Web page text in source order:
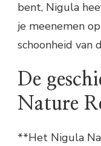
bent, Nigula
je meenemen
schoonheid van
De
Nature
**Het Nigula